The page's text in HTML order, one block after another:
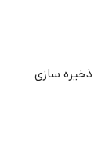
ذخیره سازی